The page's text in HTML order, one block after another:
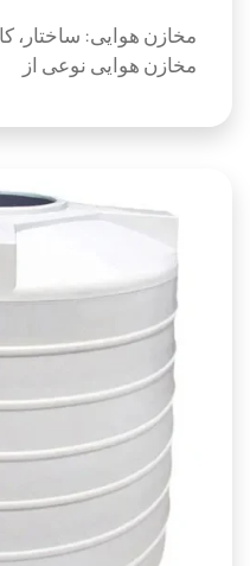
مخازن هوایی: ساختار،
مخازن هوایی نوعی از